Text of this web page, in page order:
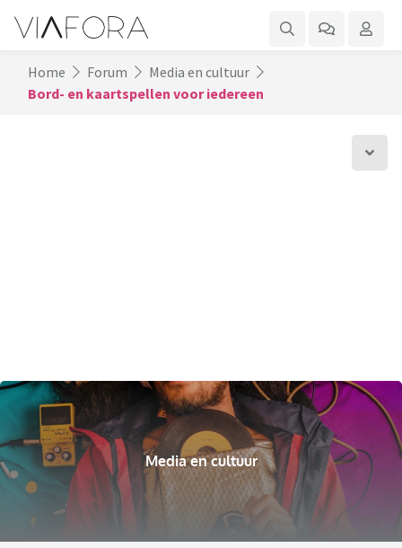
Home Forum
Media en cultuur
Bord- en kaartspellen voor iedereen
Media en cultuur